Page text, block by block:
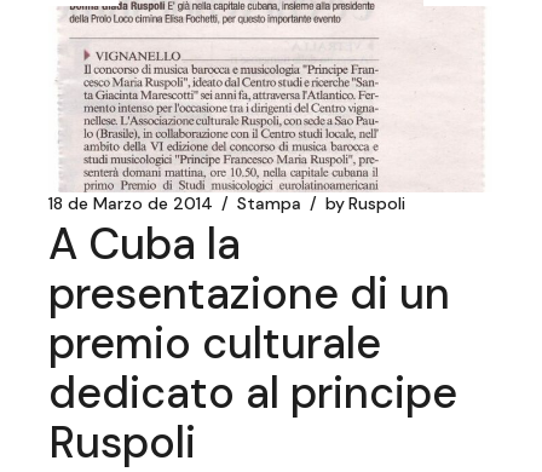
18 de Marzo de 2014 Stampa byRuspoli
A Cuba la
presentazione di un
premio culturale
dedicato al principe
Ruspoli